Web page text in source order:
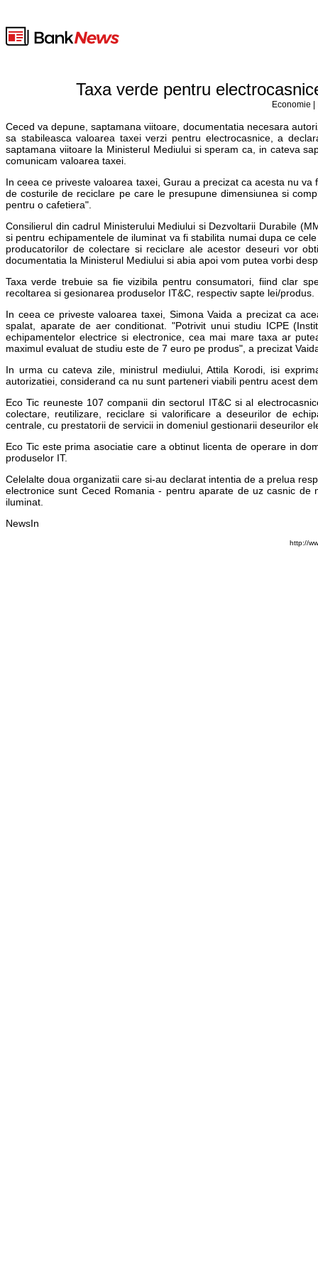
Taxa verde pentru
Economie
Ceced va depune, saptamana viitoare, documentatia necesara
sa stabileasca valoarea taxei verzi pentru electrocasnice, a
saptamana viitoare la Ministerul Mediului si speram ca, in cateva
comunicam valoarea taxei.
In ceea ce priveste valoarea taxei, Gurau a precizat ca acesta nu
de costurile de reciclare pe care le presupune dimensiunea si
pentru o cafetiera".
Consilierul din cadrul Ministerului Mediului si Dezvoltarii Durabile
si pentru echipamentele de iluminat va fi stabilita numai dupa ce
producatorilor de colectare si reciclare ale acestor deseuri vor
documentatia la Ministerul Mediului si abia apoi vom putea vorbi
Taxa verde trebuie sa fie vizibila pentru consumatori, fiind clar
recoltarea si gesionarea produselor IT&C, respectiv sapte lei/produs.
In ceea ce priveste valoarea taxei, Simona Vaida a precizat ca
spalat, aparate de aer conditionat. "Potrivit unui studiu ICPE
echipamentelor electrice si electronice, cea mai mare taxa ar
maximul evaluat de studiu este de 7 euro pe produs", a precizat
In urma cu cateva zile, ministrul mediului, Attila Korodi, isi
autorizatiei, considerand ca nu sunt parteneri viabili pentru acest
Eco Tic reuneste 107 companii din sectorul IT&C si al
colectare, reutilizare, reciclare si valorificare a deseurilor de
centrale, cu prestatorii de servicii in domeniul gestionarii deseurilor
Eco Tic este prima asociatie care a obtinut licenta de operare in
produselor IT.
Celelalte doua organizatii care si-au declarat intentia de a prelua
electronice sunt Ceced Romania - pentru aparate de uz casnic
iluminat.
NewsIn
http://